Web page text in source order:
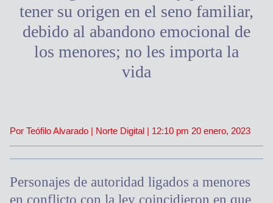
tener su origen en el seno familiar,
debido al abandono emocional de
los menores; no les importa la
vida
Por Teófilo Alvarado | Norte Digital | 12:10 pm 20 enero, 2023
Personajes de autoridad ligados a menores
en conflicto con la ley coincidieron en que